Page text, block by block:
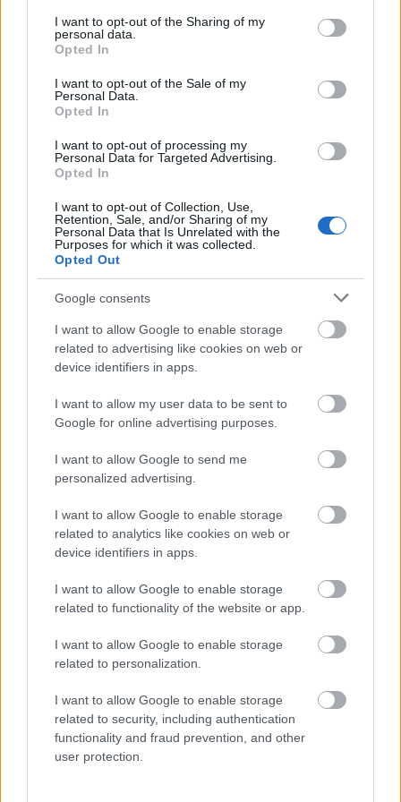
not limited to your visit or usage behaviour. You may click to
grant or deny consent to Google and its third-party tags to
use your data for below specified purposes in below Google
consent section.
I want to opt-out of the Sharing of my
personal data.
Opted In
I want to opt-out of the Sale of my
Personal Data.
Opted In
I want to opt-out of processing my
Personal Data for Targeted Advertising.
Opted In
I want to opt-out of Collection, Use,
Retention, Sale, and/or Sharing of my
Personal Data that Is Unrelated with the
Purposes for which it was collected.
Opted Out
Google consents
I want to allow Google to enable storage
related to advertising like cookies on web or
device identifiers in apps.
I want to allow my user data to be sent to
Google for online advertising purposes.
I want to allow Google to send me
personalized advertising.
I want to allow Google to enable storage
related to analytics like cookies on web or
device identifiers in apps.
I want to allow Google to enable storage
related to functionality of the website or app.
I want to allow Google to enable storage
related to personalization.
I want to allow Google to enable storage
related to security, including authentication
functionality and fraud prevention, and other
user protection.
στα Χανιά, το πρόβλημα για το οποίο ένα
κοριτσάκι της απήυθυνε προσωπικό μήνυμα.
Οι δηλώσεις της υπουργού
ΑΣΕΠ: Πιστοποίηση Αγγλικών σε
μόνο 2 ημέρες στα χέρια σας
ΑΣΕΠ: Εξ αποστάσεως η πιο Εύκολη
Πιστοποίηση Υπολογιστών σε 2
μέρες
Μάθε πρώτος όλες τις σημαντικές
ειδήσεις.
Βάλε το proson.gr στα αποτελέσματα
Αυτό το επίδομα δίνει 300 ευρώ - Δεν